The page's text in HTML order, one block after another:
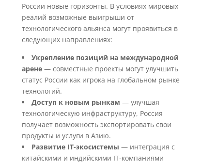
России новые горизонты. В условиях мировых
реалий возможные выигрыши от
технологического альянса могут проявиться в
следующих направлениях:
Укрепление позиций на международной
арене— совместные проекты могут улучшить
статус России как игрока на глобальном рынке
технологий.
Доступ к новым рынкам — улучшая
технологическую инфраструктуру, Россия
получает возможность экспортировать свои
продукты и услуги в Азию.
Развитие IT-экосистемы — интеграция с
китайскими и индийскими IT-компаниями